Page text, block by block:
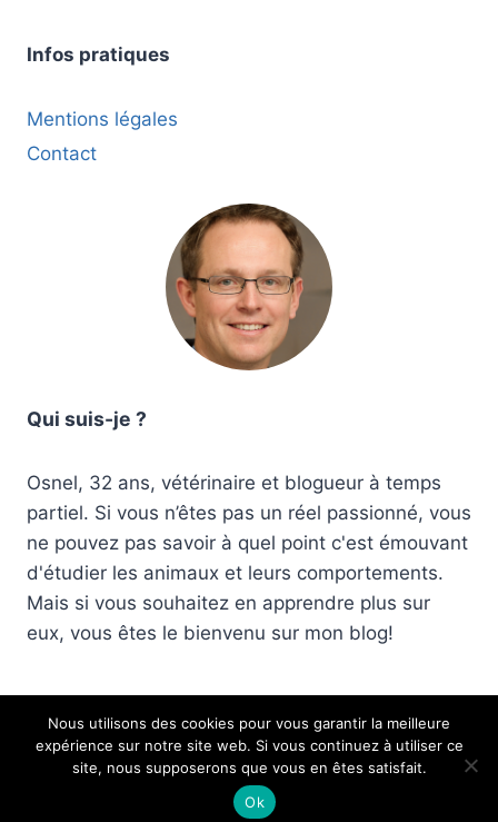
Infos pratiques
Mentions légales
Contact
Qui suis-je ?
Osnel, 32 ans, vétérinaire et blogueur à temps
partiel. Si vous n’êtes pas un réel passionné, vous
ne pouvez pas savoir à quel point c'est émouvant
d'étudier les animaux et leurs comportements.
Mais si vous souhaitez en apprendre plus sur
eux, vous êtes le bienvenu sur mon blog!
© 2026 Corfu7 Club des animaux
Nous utilisons des cookies pour vous garantir la meilleure
expérience sur notre site web. Si vous continuez à utiliser ce
site, nous supposerons que vous en êtes satisfait.
Ok